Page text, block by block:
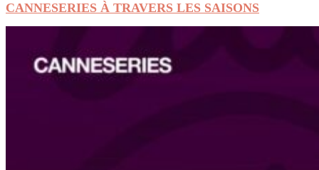
CANNESERIES À TRAVERS LES SAISONS